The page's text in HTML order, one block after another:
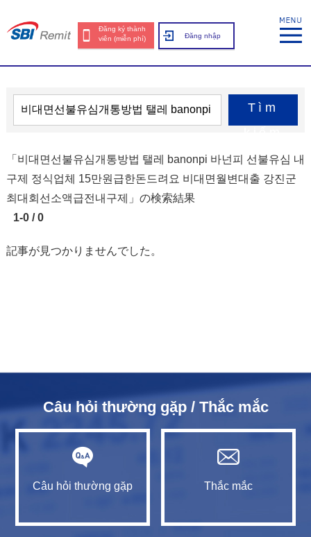
Đăng ký thành
viên (miễn phí)
Đăng nhập
Tìm
「비대면선불유심개통방법 탤레 banonpi 바넌피 선불유심 내
구제 정식업체 15만원급한돈드려요 비대면월변대출 강진군
최대회선소액급전내구제」の検索結果
1-0 / 0
記事が見つかりませんでした。
Câu hỏi thường gặp / Thắc mắc
Câu hỏi thường gặp Thắc mắc